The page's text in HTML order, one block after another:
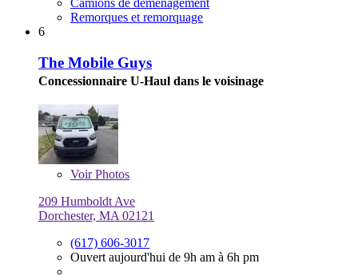
Camions de déménagement
Remorques et remorquage
6
The Mobile Guys
Concessionnaire U-Haul dans le voisinage
VoirPhotos
209 Humboldt Ave
Dorchester, MA 02121
(617) 606-3017
Ouvert aujourd'hui de 9h am à 6h pm